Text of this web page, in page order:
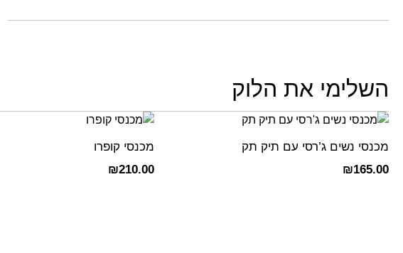
השלימי את הלוק
מכנסי נשים ג’רסי עם תיק תק
₪165.00
מכנסי קופרו
₪210.00